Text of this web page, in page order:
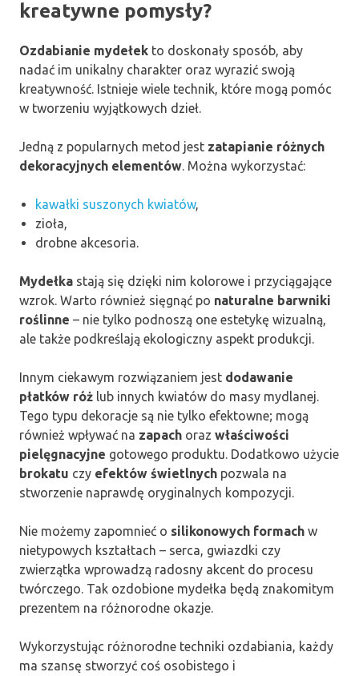
kreatywne pomysły?
Ozdabianie mydełek to doskonały sposób, aby
nadać im unikalny charakter oraz wyrazić swoją
kreatywność. Istnieje wiele technik, które mogą pomóc
w tworzeniu wyjątkowych dzieł.
Jedną z popularnych metod jest zatapianie różnych
dekoracyjnych elementów. Można wykorzystać:
kawałki suszonych kwiatów,
zioła,
drobne akcesoria.
Mydełka stają się dzięki nim kolorowe i przyciągające
wzrok. Warto również sięgnąć po naturalne barwniki
roślinne – nie tylko podnoszą one estetykę wizualną,
ale także podkreślają ekologiczny aspekt produkcji.
Innym ciekawym rozwiązaniem jest dodawanie
płatków róż lub innych kwiatów do masy mydlanej.
Tego typu dekoracje są nie tylko efektowne; mogą
również wpływać na zapach oraz właściwości
pielęgnacyjne gotowego produktu. Dodatkowo użycie
brokatu czy efektów świetlnych pozwala na
stworzenie naprawdę oryginalnych kompozycji.
Nie możemy zapomnieć o silikonowych formach w
nietypowych kształtach – serca, gwiazdki czy
zwierzątka wprowadzą radosny akcent do procesu
twórczego. Tak ozdobione mydełka będą znakomitym
prezentem na różnorodne okazje.
Wykorzystując różnorodne techniki ozdabiania, każdy
ma szansę stworzyć coś osobistego i